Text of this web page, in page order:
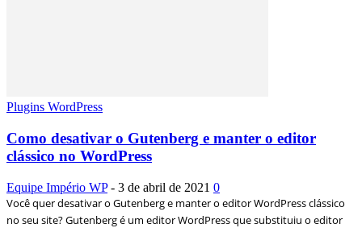
Plugins WordPress
Como desativar o Gutenberg e manter o editor
clássico no WordPress
Equipe Império WP - 3 de abril de 2021 0
Você quer desativar o Gutenberg e manter o editor WordPress clássico
no seu site? Gutenberg é um editor WordPress que substituiu o editor